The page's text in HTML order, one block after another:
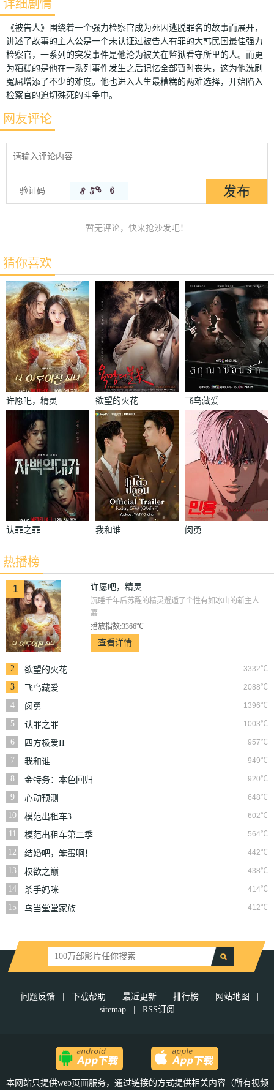
详细剧情
《被告人》围绕着一个强力检察官成为死囚逃脱罪名的故事而展开，
讲述了故事的主人公是一个未认证过被告人有罪的大韩民国最佳强力
检察官，一系列的突发事件是他沦为被关在监狱看守所里的人。而更
为糟糕的是他在一系列事件发生之后记忆全部暂时丧失，这为他洗刷
冤屈增添了不少的难度。他也进入人生最糟糕的两难选择，开始陷入
检察官的迫切殊死的斗争中。
网友评论
暂无评论，快来抢沙发吧！
猜你喜欢
许愿吧，精灵 欲望的火花 飞鸟藏爱
认罪之罪 我和谁 闵勇
热播榜
1 许愿吧，精灵
沉睡千年后苏醒的精灵邂逅了个性有如冰山的新主人
嘉...
播放指数:3366℃
查看详情
2 3332℃
欲望的火花
3
2088℃
飞鸟藏爱
4
1396℃
闵勇
5
1003℃
认罪之罪
6
957℃
四方极爱II
7
949℃
我和谁
8
920℃
金特务：本色回归
9
648℃
心动预测
10
602℃
模范出租车3
11
564℃
模范出租车第二季
12
442℃
结婚吧，笨蛋啊！
13
438℃
权欲之巅
14
414℃
杀手妈咪
15
412℃
乌当堂堂家族
问题反馈 下载帮助 最近更新 排行榜 网站地图
sitemap
RSS订阅
本网站只提供web页面服务，通过链接的方式提供相关内容（所有视频